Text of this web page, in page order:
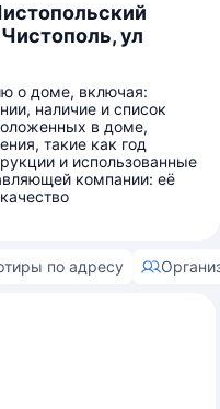
ул
о доме, включая:
наличие и список
в доме,
такие как год
и использованные
компании: её
по адресу